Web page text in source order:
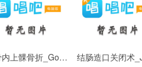
肱骨内上髁骨折_Gong Gu Nei Shang Ke Gu Zhe